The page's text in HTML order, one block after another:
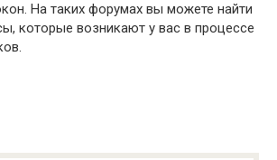
На таких форумах вы можете найти
которые возникают у вас в процессе